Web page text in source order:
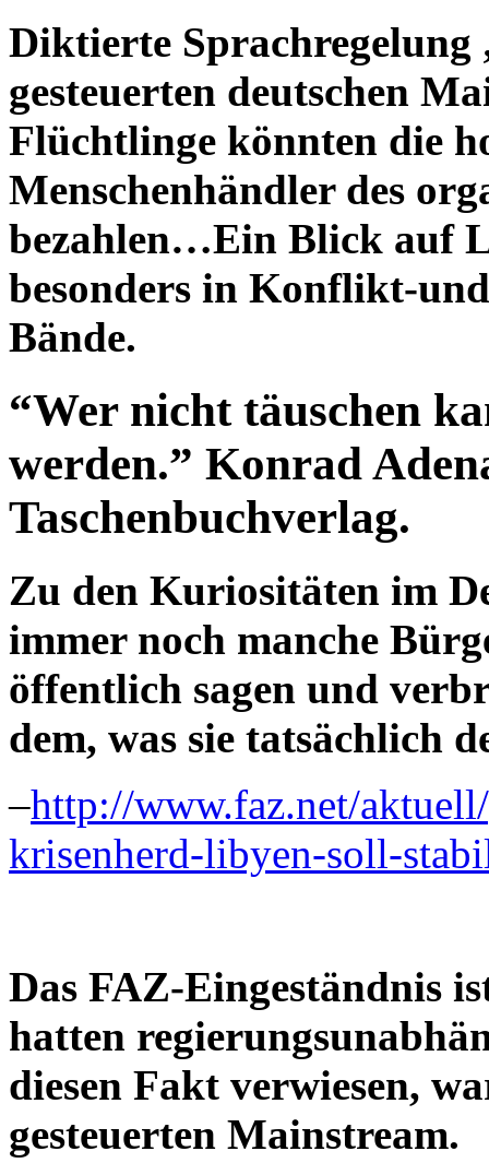
Diktierte
gesteuerten deutschen
Flüchtlinge könnten die
Menschenhändler des
bezahlen…Ein Blick auf
besonders in Konflikt-
Bände.
“Wer nicht täuschen
werden.” Konrad
Taschenbuchverlag.
Zu den Kuriositäten im
immer noch manche
öffentlich sagen und
dem, was sie tatsächlich
–http://www.faz.net/
krisenherd-libyen-soll-
Das FAZ-Eingeständnis
hatten
diesen Fakt verwiesen,
gesteuerten Mainstream.